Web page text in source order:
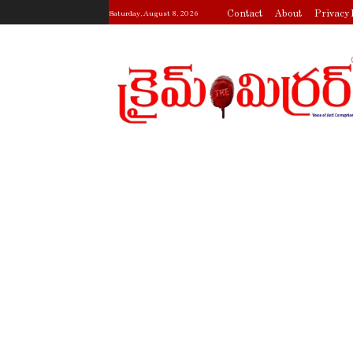
Saturday, August 8, 2026 Contact About Privacy